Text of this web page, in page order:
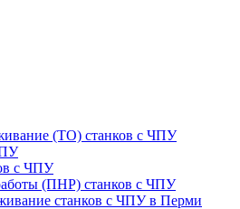
(ТО) станков с ЧПУ
с ЧПУ
(ПНР) станков с ЧПУ
станков с ЧПУ в Перми